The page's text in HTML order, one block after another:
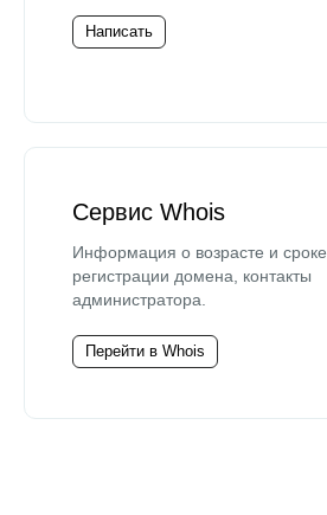
Написать
Сервис Whois
Информация о возрасте и сроке
регистрации домена, контакты
администратора.
Перейти в Whois